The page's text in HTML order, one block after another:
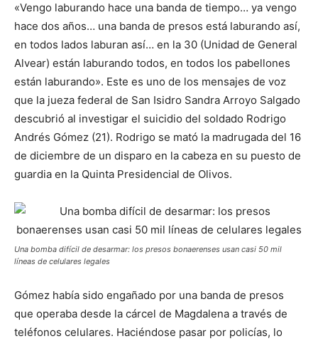
«Vengo laburando hace una banda de tiempo… ya vengo
hace dos años… una banda de presos está laburando así,
en todos lados laburan así… en la 30 (Unidad de General
Alvear) están laburando todos, en todos los pabellones
están laburando». Este es uno de los mensajes de voz
que la jueza federal de San Isidro Sandra Arroyo Salgado
descubrió al investigar el suicidio del soldado Rodrigo
Andrés Gómez (21). Rodrigo se mató la madrugada del 16
de diciembre de un disparo en la cabeza en su puesto de
guardia en la Quinta Presidencial de Olivos.
Una bomba difícil de desarmar: los presos bonaerenses usan casi 50 mil
líneas de celulares legales
Gómez había sido engañado por una banda de presos
que operaba desde la cárcel de Magdalena a través de
teléfonos celulares. Haciéndose pasar por policías, lo